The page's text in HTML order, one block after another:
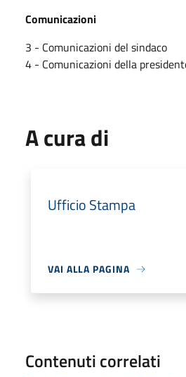
Comunicazioni
3 - Comunicazioni del sindaco
4 - Comunicazioni della
A cura di
Ufficio Stampa
VAI ALLA PAGINA
Contenuti correlati